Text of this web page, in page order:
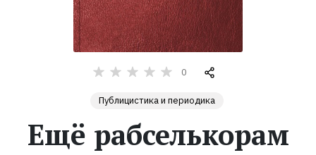
Экранизации
0
Публицистика и периодика
Ещё рабселькорам